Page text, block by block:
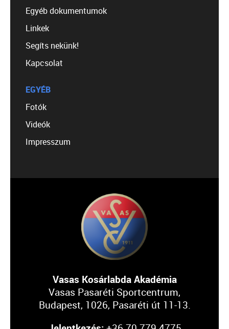
Egyéb dokumentumok
Linkek
Segíts nekünk!
Kapcsolat
EGYÉB
Fotók
Videók
Impresszum
Vasas Kosárlabda Akadémia
Vasas Pasaréti Sportcentrum,
Budapest, 1026, Pasaréti út 11-13.